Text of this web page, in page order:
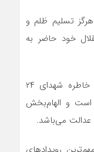
تسلیم ظلم و
خود حاضر به
با گذشت سال‌ها از این قیام، همچنان خاطره شهدای ۲۴
است و الهام‌بخش
عدالت می‌باشد.